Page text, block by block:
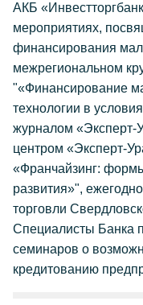
АКБ
мероприятиях,
финансирования
межрегиональном
"«Финансирование
технологии в
журналом «Эксперт-
центром «Эксперт-
«Франчайзинг:
развития»",
торговли
Специалисты Банка
семинаров о
кредитованию